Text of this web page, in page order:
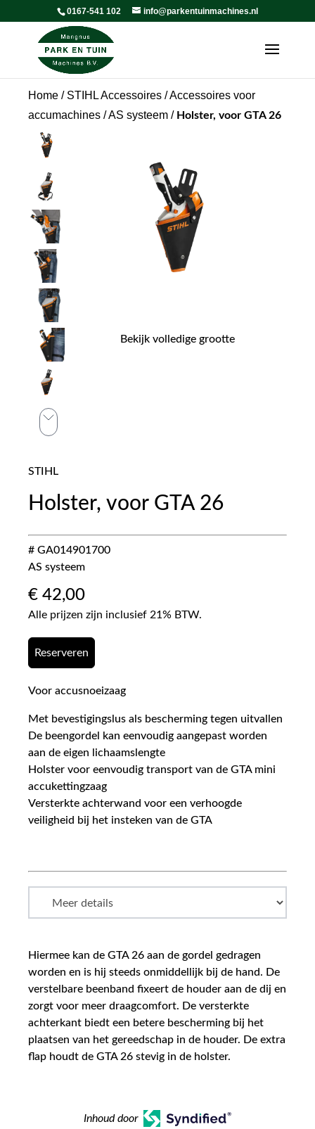
0167-541 102 info@parkentuinmachines.nl
Home / STIHL Accessoires /Accessoires voor
accumachines /AS systeem / Holster, voor GTA 26
Bekijk volledige grootte
STIHL
Holster, voor GTA 26
# GA014901700
AS systeem
€ 42,00
Alle prijzen zijn inclusief 21% BTW.
Reserveren
Voor accusnoeizaag
Met bevestigingslus als bescherming tegen uitvallen
De beengordel kan eenvoudig aangepast worden
aan de eigen lichaamslengte
Holster voor eenvoudig transport van de GTA mini
accukettingzaag
Versterkte achterwand voor een verhoogde
veiligheid bij het insteken van de GTA
Hiermee kan de GTA 26 aan de gordel gedragen
worden en is hij steeds onmiddellijk bij de hand. De
verstelbare beenband fixeert de houder aan de dij en
zorgt voor meer draagcomfort. De versterkte
achterkant biedt een betere bescherming bij het
plaatsen van het gereedschap in de houder. De extra
flap houdt de GTA 26 stevig in de holster.
Inhoud door